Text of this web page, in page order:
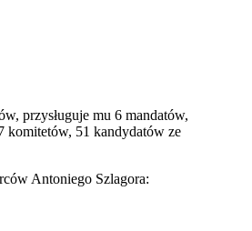
przysługuje mu 6 mandatów,
komitetów, 51 kandydatów ze
Antoniego Szlagora: